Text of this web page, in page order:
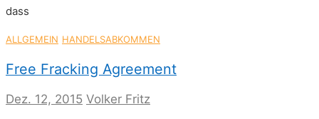
dass
ALLGEMEIN HANDELSABKOMMEN
Free Fracking Agreement
Dez. 12, 2015 Volker Fritz